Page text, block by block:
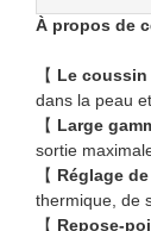
À propos de
【 Le
dans la peau
【 Large
sortie
【 Réglage
thermique, de
【 Repose-